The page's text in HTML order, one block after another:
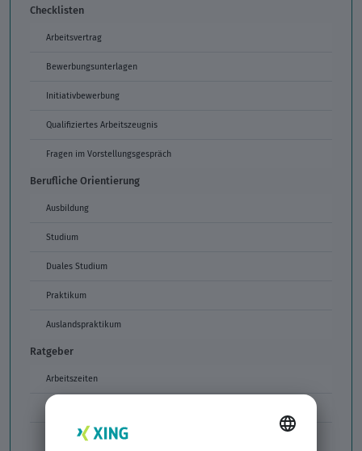
Checklisten
Arbeitsvertrag
Bewerbungsunterlagen
Initiativbewerbung
Qualifiziertes Arbeitszeugnis
Fragen im Vorstellungsgespräch
Berufliche Orientierung
Ausbildung
Studium
Duales Studium
Praktikum
Auslandspraktikum
Ratgeber
Arbeitszeiten
Formulierungen im Arbeitszeugnis